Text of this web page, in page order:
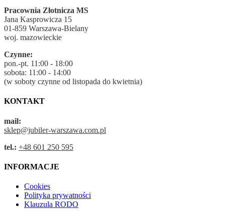
Pracownia Złotnicza MS
Jana Kasprowicza 15
01-859 Warszawa-Bielany
woj. mazowieckie
Czynne:
pon.-pt. 11:00 - 18:00
sobota: 11:00 - 14:00
(w soboty czynne od listopada do kwietnia)
KONTAKT
mail:
sklep@jubiler-warszawa.com.pl
tel.: +48 601 250 595
INFORMACJE
Cookies
Polityka prywatności
Klauzula RODO